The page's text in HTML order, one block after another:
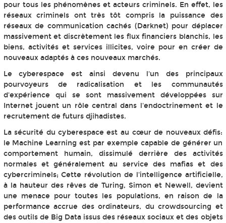
pour tous les phénomènes et acteurs criminels. En effet, les
réseaux criminels ont très tôt compris la puissance des
réseaux de communication cachés (Darknet) pour déplacer
massivement et discrètement les flux financiers blanchis, les
biens, activités et services illicites, voire pour en créer de
nouveaux adaptés à ces nouveaux marchés.
Le cyberespace est ainsi devenu l'un des principaux
pourvoyeurs de radicalisation et les communautés
d'expérience qui se sont massivement développées sur
Internet jouent un rôle central dans l'endoctrinement et le
recrutement de futurs djihadistes.
La sécurité du cyberespace est au cœur de nouveaux défis:
le Machine Learning est par exemple capable de générer un
comportement humain, dissimulé derrière des activités
normales et généralement au service des mafias et des
cybercriminels; Cette révolution de l'intelligence artificielle,
à la hauteur des rêves de Turing, Simon et Newell, devient
une menace pour toutes les populations, en raison de la
performance accrue des ordinateurs, du crowdsourcing et
des outils de Big Data issus des réseaux sociaux et des objets